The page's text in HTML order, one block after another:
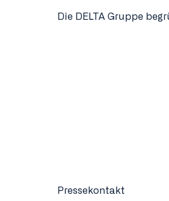
Die DELTA Gruppe
Pressekontakt